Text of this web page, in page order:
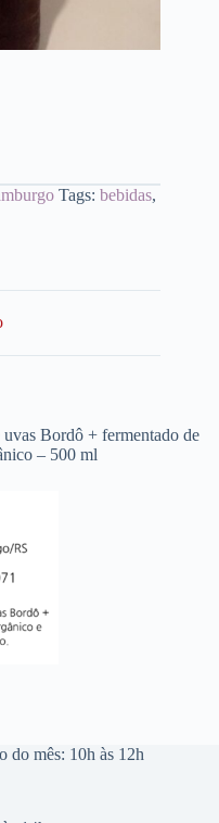
Tags: bebidas,
Bordô + fermentado de
– 500 ml
do mês: 10h às 12h